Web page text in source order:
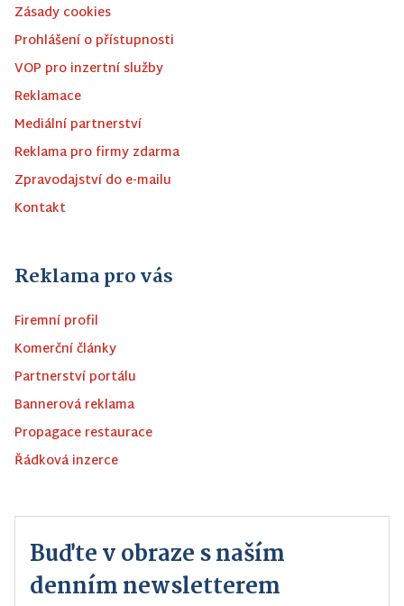
Zásady cookies
Prohlášení o přístupnosti
VOP pro inzertní služby
Reklamace
Mediální partnerství
Reklama pro firmy zdarma
Zpravodajství do e-mailu
Kontakt
Reklama pro vás
Firemní profil
Komerční články
Partnerství portálu
Bannerová reklama
Propagace restaurace
Řádková inzerce
Buďte v obraze s naším
denním newsletterem